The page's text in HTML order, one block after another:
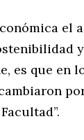
el
es que en